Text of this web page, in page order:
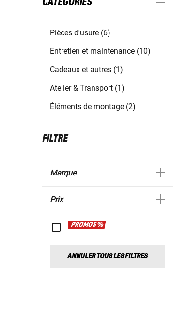
CATÉGORIES
Pièces d'usure (6)
Entretien et maintenance (10)
Cadeaux et autres (1)
Atelier & Transport (1)
Éléments de montage (2)
FILTRE
Marque
Prix
PROMOS %
ANNULER TOUS LES FILTRES